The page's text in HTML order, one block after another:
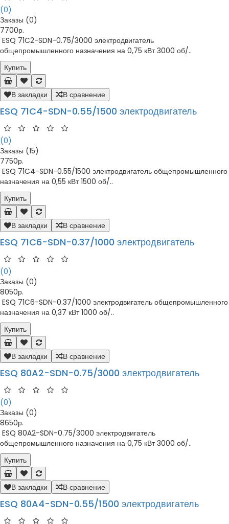
(0)
Заказы (0)
7700р.
ESQ 71C2-SDN-0.75/3000 электродвигатель
общепромышленного назначения на 0,75 кВт 3000 об/..
Купить
В закладки В сравнение
ESQ 71C4-SDN-0.55/1500 электродвигатель
(0)
Заказы (15)
7750р.
ESQ 71C4-SDN-0.55/1500 электродвигатель общепромышленного
назначения на 0,55 кВт 1500 об/..
Купить
В закладки В сравнение
ESQ 71C6-SDN-0.37/1000 электродвигатель
(0)
Заказы (0)
8050р.
ESQ 71C6-SDN-0.37/1000 электродвигатель общепромышленного
назначения на 0,37 кВт 1000 об/..
Купить
В закладки В сравнение
ESQ 80A2-SDN-0.75/3000 электродвигатель
(0)
Заказы (0)
8650р.
ESQ 80A2-SDN-0.75/3000 электродвигатель
общепромышленного назначения на 0,75 кВт 3000 об/..
Купить
В закладки В сравнение
ESQ 80A4-SDN-0.55/1500 электродвигатель